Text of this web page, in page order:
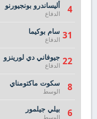
4 أليساندرو بونجيورنو
الدفاع
31 سام بوكيما
الدفاع
22 جيوفاني دي لورينزو
الدفاع
8 سكوت ماكتومناي
الوسط
6 بيلي جيلمور
الوسط